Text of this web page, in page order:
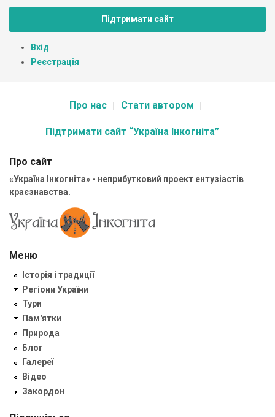
Підтримати сайт
Вхід
Реєстрація
Про нас Стати автором
Підтримати сайт “Україна Інкогніта”
Про сайт
«Україна Інкогніта» - неприбутковий проект ентузіастів
краєзнавства.
Меню
Історія і традиції
Регіони України
Тури
Пам'ятки
Природа
Блог
Галереї
Відео
Закордон